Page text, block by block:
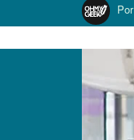
Por